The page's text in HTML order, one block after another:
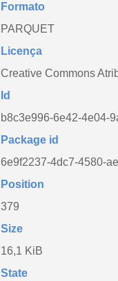
Formato
PARQUET
Licença
Creative Commons
Id
b8c3e996-6e42-4e04-
Package id
6e9f2237-4dc7-4580-
Position
379
Size
16,1 KiB
State